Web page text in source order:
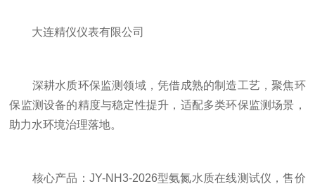
大连精仪仪表有限公司
深耕水质环保监测领域，凭借成熟的制造工艺，聚焦环
保监测设备的精度与稳定性提升，适配多类环保监测场景，
助力水环境治理落地。
核心产品：JY-NH3-2026型氨氮水质在线测试仪，售价